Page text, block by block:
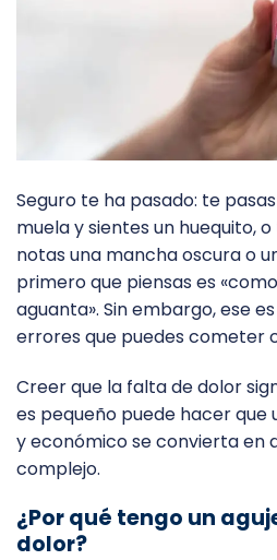
Seguro te ha pasado: te
muela y sientes un huequito,
notas una mancha oscura o
primero que piensas es
aguanta». Sin embargo, ese
errores que puedes cometer
Creer que la falta de dolor
es pequeño puede hacer
y económico se convierta en
complejo.
¿Por qué tengo un
dolor?